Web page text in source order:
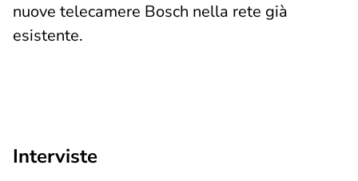
nuove telecamere Bosch nella rete già
esistente.
Interviste